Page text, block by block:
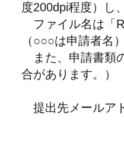
度200dpi程度）し
ファイル名は「
（○○○は申請者名
また、申請書類
合があります。）
提出先メールア